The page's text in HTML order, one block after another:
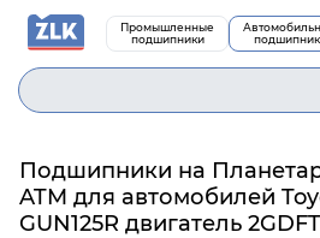
Промышленные
подшипники
Подшипники на
ATM для автомобилей
GUN125R двигатель